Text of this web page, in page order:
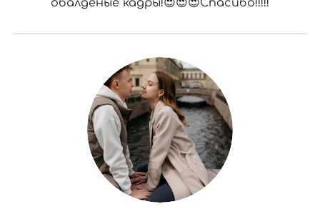
обалденые кадры!😍😍😍Спасибо!!!!!